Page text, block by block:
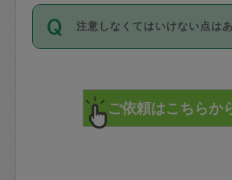
詳細FAQ：
損害賠償保険に
72時間を超える※と、以下の
料が発生します。
直前キャンセル料：
72時間前〜24時間前＝依頼
まず、条件の合う気になる
みてください。
その後、一番気に入ったタ
不在の場合の作業はタスカ
が必要です。数回の依頼の
ジさんと依頼者の間で十分
てください。
不在時に部屋に入るために
注意しなくてはいけない点は
で、必ず鍵のかかるロッカ
れて依頼者の責任の元管理
けてください。